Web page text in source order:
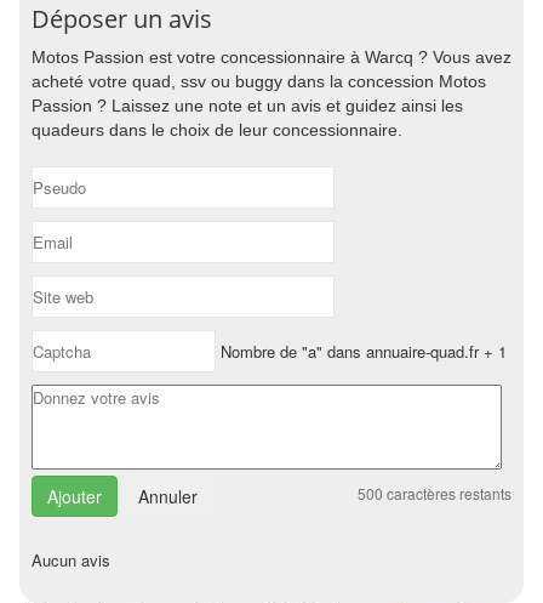
Déposer un avis
Motos Passion est votre concessionnaire à Warcq ? Vous avez
acheté votre quad, ssv ou buggy dans la concession Motos
Passion ? Laissez une note et un avis et guidez ainsi les
quadeurs dans le choix de leur concessionnaire.
Nombre de "a" dans annuaire-quad.fr + 1
Annuler 500 caractères restants
Aucun avis